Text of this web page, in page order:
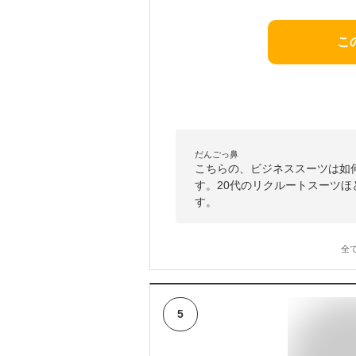
こ
だんごっ鼻
こちらの、ビジネススーツは
す。20代のリクルートスーツ
す。
全
5